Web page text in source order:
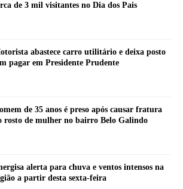
de 3 mil visitantes no Dia dos Pais
abastece carro utilitário e deixa posto
pagar em Presidente Prudente
de 35 anos é preso após causar fratura
rosto de mulher no bairro Belo Galindo
alerta para chuva e ventos intensos na
a partir desta sexta-feira